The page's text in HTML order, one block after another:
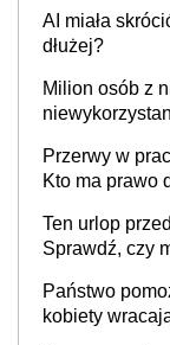
AI miała
dłużej?
Milion osób z
refundacji, ale
świadomości
Przerwy w
Kto ma prawo
Ten urlop
Sprawdź, czy
Państwo
kobiety